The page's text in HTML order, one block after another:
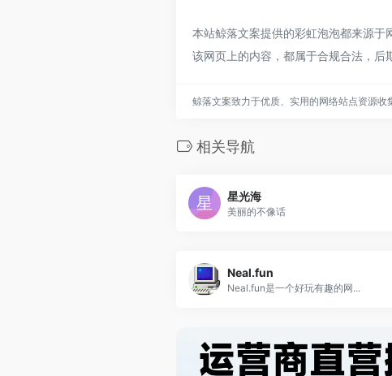
本站鲸落文案提供的彩虹泡泡都来源于
该网页上的内容，都属于合规合法，后
鲸落文案致力于优质、实用的网络站点资源收
相关导航
星光海
美丽的不像话
Neal.fun
Neal.fun是一个好玩有趣的网...